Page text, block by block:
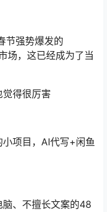
节强势爆发的
场，这已经成为了当
得很厉害
项目，AI代写+闲鱼
、不擅长文案的48